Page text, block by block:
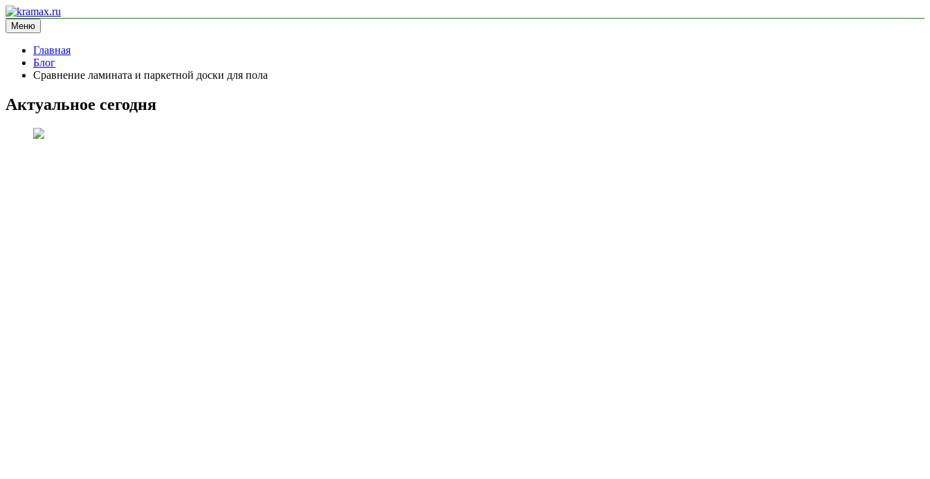
Перейти
к
содержимому
kramax.ru
блог про строительство
Меню
Главная
Блог
Сравнение ламината и паркетной доски для пола
Актуальное сегодня